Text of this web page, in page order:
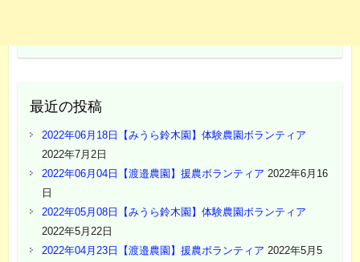
最近の投稿
2022年06月18日【みうら鈴木園】体験農園ボランティア
2022年7月2日
2022年06月04日【渡邉農園】援農ボランティア 2022年6月16
日
2022年05月08日【みうら鈴木園】体験農園ボランティア
2022年5月22日
2022年04月23日【渡邉農園】援農ボランティア 2022年5月5